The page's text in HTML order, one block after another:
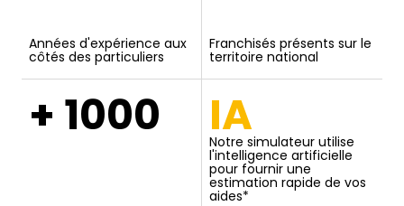
Années d'expérience aux
côtés des particuliers
Franchisés présents sur le
territoire national
+ 1000 IA
Notre simulateur utilise
l'intelligence artificielle
pour fournir une
estimation rapide de vos
aides*